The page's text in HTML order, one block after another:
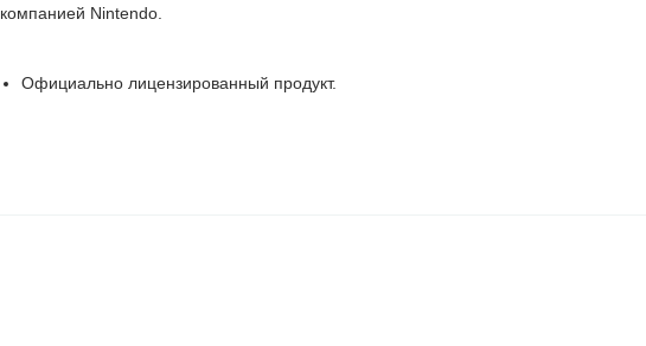
компанией Nintendo.
Официально лицензированный продукт.